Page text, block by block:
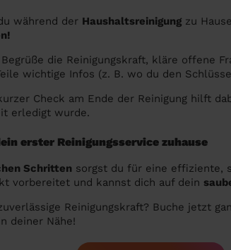
während der Haushaltsreinigung zu
die Reinigungskraft, kläre offene
wichtige Infos (z. B. wo du den
Check am Ende der Reinigung hilft
erledigt wurde.
erster Reinigungsservice zuhause
Schritten sorgst du für eine effiziente,
vorbereitet und kannst dich auf dein
Reinigungskraft? Buche jetzt
deiner Nähe!